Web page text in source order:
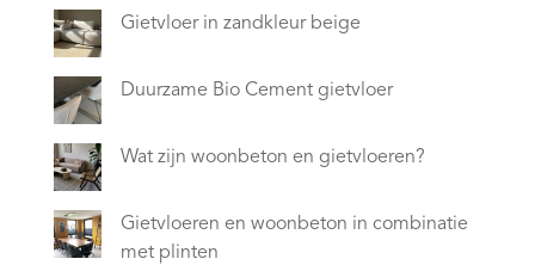
Gietvloer in zandkleur beige
Duurzame Bio Cement gietvloer
Wat zijn woonbeton en gietvloeren?
Gietvloeren en woonbeton in combinatie
met plinten